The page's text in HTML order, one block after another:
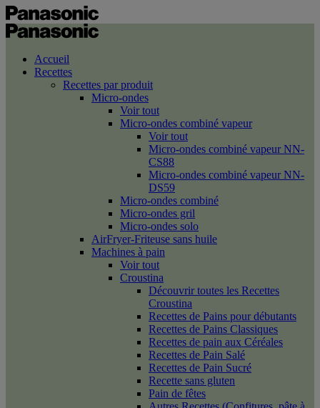
Accueil
Recettes
Recettes par produit
Micro-ondes
Voir tout
Micro-ondes combiné vapeur
Voir tout
Micro-ondes combiné vapeur NN-
CS88
Micro-ondes combiné vapeur NN-
DS59
Micro-ondes combiné
Micro-ondes gril
Micro-ondes solo
AirFryer-Friteuse sans huile
Machines à pain
Voir tout
Croustina
Découvrir toutes les Recettes
Croustina
Recettes de Pains pour débutants
Recettes de Pains Classiques
Recettes de pain aux Céréales
Recettes de Pain Salé
Recettes de Pain Sucré
Recette sans gluten
Pain de fêtes